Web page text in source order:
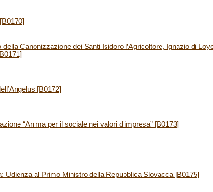
Canonizzazione dei Santi Isidoro l’Agricoltore, Ignazio di
[B0172]
“Anima per il sociale nei valori d’impresa” [B0173]
Udienza al Primo Ministro della Repubblica Slovacca [B0175]